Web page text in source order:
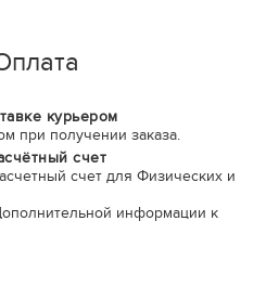
курьером
при получении заказа.
счет
счет для Физических и
информации к